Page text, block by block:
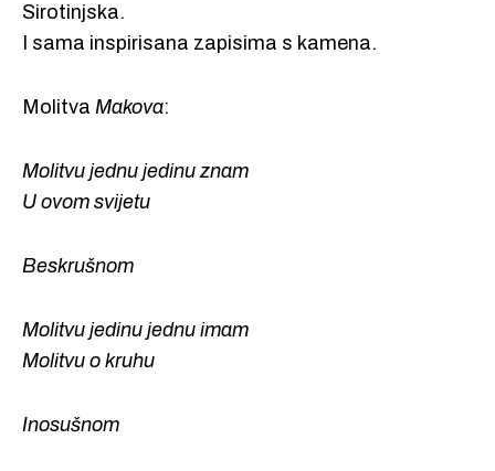
Sirotinjska.
I sama inspirisana zapisima s kamena.
Molitva Makova:
Molitvu jednu jedinu znam
U ovom svijetu
Beskrušnom
Molitvu jedinu jednu imam
Molitvu o kruhu
Inosušnom